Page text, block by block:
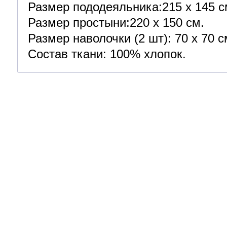
Размер пододеяльника:215 х 145
Размер простыни:220 х 150 см.
Размер наволочки (2 шт): 70 х 70
Состав ткани: 100% хлопок.